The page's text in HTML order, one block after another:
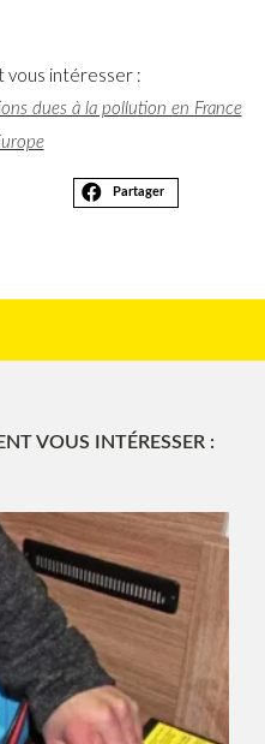
vous intéresser :
dues à la pollution en France
Partager
VOUS INTÉRESSER :